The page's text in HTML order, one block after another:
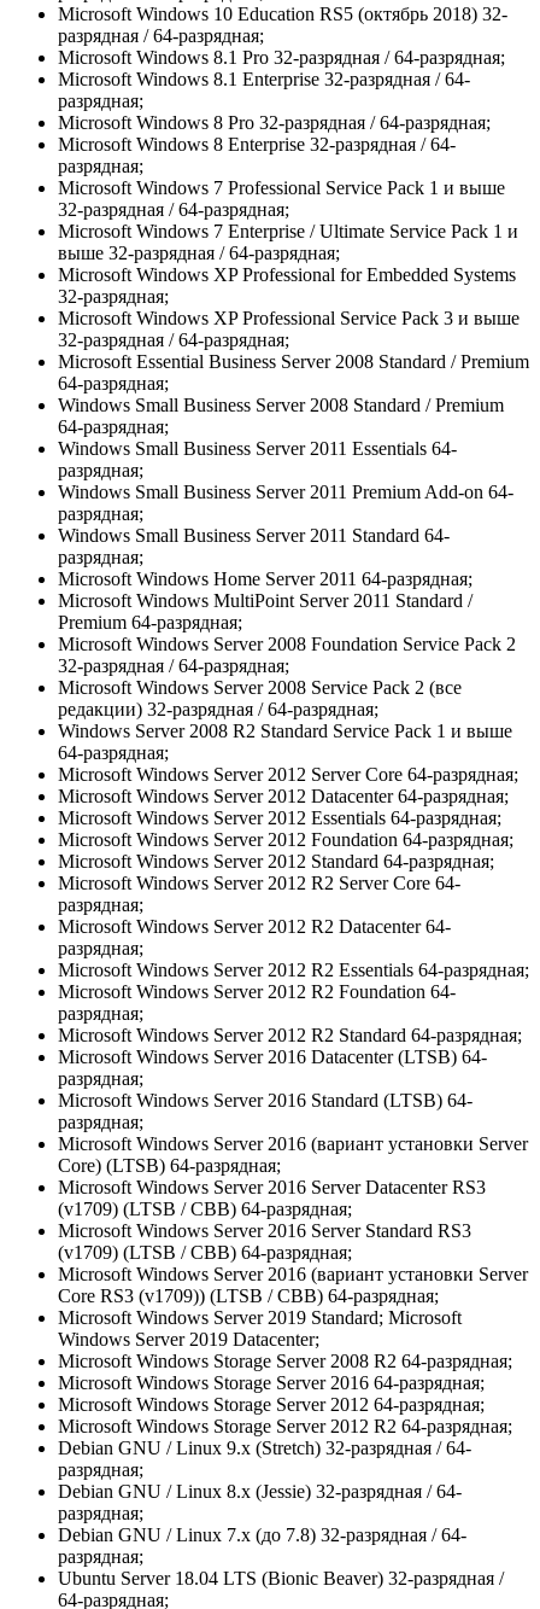
Microsoft Windows 10 Education RS5 (октябрь 2018) 32-
разрядная / 64-разрядная;
Microsoft Windows 8.1 Pro 32-разрядная / 64-разрядная;
Microsoft Windows 8.1 Enterprise 32-разрядная / 64-
разрядная;
Microsoft Windows 8 Pro 32-разрядная / 64-разрядная;
Microsoft Windows 8 Enterprise 32-разрядная / 64-
разрядная;
Microsoft Windows 7 Professional Service Pack 1 и выше
32-разрядная / 64-разрядная;
Microsoft Windows 7 Enterprise / Ultimate Service Pack 1 и
выше 32-разрядная / 64-разрядная;
Microsoft Windows XP Professional for Embedded Systems
32-разрядная;
Microsoft Windows XP Professional Service Pack 3 и выше
32-разрядная / 64-разрядная;
Microsoft Essential Business Server 2008 Standard / Premium
64-разрядная;
Windows Small Business Server 2008 Standard / Premium
64-разрядная;
Windows Small Business Server 2011 Essentials 64-
разрядная;
Windows Small Business Server 2011 Premium Add-on 64-
разрядная;
Windows Small Business Server 2011 Standard 64-
разрядная;
Microsoft Windows Home Server 2011 64-разрядная;
Microsoft Windows MultiPoint Server 2011 Standard /
Premium 64-разрядная;
Microsoft Windows Server 2008 Foundation Service Pack 2
32-разрядная / 64-разрядная;
Microsoft Windows Server 2008 Service Pack 2 (все
редакции) 32-разрядная / 64-разрядная;
Windows Server 2008 R2 Standard Service Pack 1 и выше
64-разрядная;
Microsoft Windows Server 2012 Server Core 64-разрядная;
Microsoft Windows Server 2012 Datacenter 64-разрядная;
Microsoft Windows Server 2012 Essentials 64-разрядная;
Microsoft Windows Server 2012 Foundation 64-разрядная;
Microsoft Windows Server 2012 Standard 64-разрядная;
Microsoft Windows Server 2012 R2 Server Core 64-
разрядная;
Microsoft Windows Server 2012 R2 Datacenter 64-
разрядная;
Microsoft Windows Server 2012 R2 Essentials 64-разрядная;
Microsoft Windows Server 2012 R2 Foundation 64-
разрядная;
Microsoft Windows Server 2012 R2 Standard 64-разрядная;
Microsoft Windows Server 2016 Datacenter (LTSB) 64-
разрядная;
Microsoft Windows Server 2016 Standard (LTSB) 64-
разрядная;
Microsoft Windows Server 2016 (вариант установки Server
Core) (LTSB) 64-разрядная;
Microsoft Windows Server 2016 Server Datacenter RS3
(v1709) (LTSB / CBB) 64-разрядная;
Microsoft Windows Server 2016 Server Standard RS3
(v1709) (LTSB / CBB) 64-разрядная;
Microsoft Windows Server 2016 (вариант установки Server
Core RS3 (v1709)) (LTSB / CBB) 64-разрядная;
Microsoft Windows Server 2019 Standard; Microsoft
Windows Server 2019 Datacenter;
Microsoft Windows Storage Server 2008 R2 64-разрядная;
Microsoft Windows Storage Server 2016 64-разрядная;
Microsoft Windows Storage Server 2012 64-разрядная;
Microsoft Windows Storage Server 2012 R2 64-разрядная;
Debian GNU / Linux 9.х (Stretch) 32-разрядная / 64-
разрядная;
Debian GNU / Linux 8.х (Jessie) 32-разрядная / 64-
разрядная;
Debian GNU / Linux 7.х (до 7.8) 32-разрядная / 64-
разрядная;
Ubuntu Server 18.04 LTS (Bionic Beaver) 32-разрядная /
64-разрядная;